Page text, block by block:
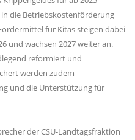
die Betriebskostenförderung
für Kitas steigen dabei
und wachsen 2027 weiter an.
reformiert und
werden zudem
und die Unterstützung für
der CSU-Landtagsfraktion